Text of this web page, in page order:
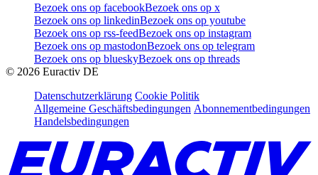
Bezoek ons op facebookBezoek ons op x
Bezoek ons op linkedinBezoek ons op youtube
Bezoek ons op rss-feedBezoek ons op instagram
Bezoek ons op mastodonBezoek ons op telegram
Bezoek ons op blueskyBezoek ons op threads
© 2026 Euractiv DE
Datenschutzerklärung Cookie Politik
Allgemeine Geschäftsbedingungen Abonnementbedingungen
Handelsbedingungen